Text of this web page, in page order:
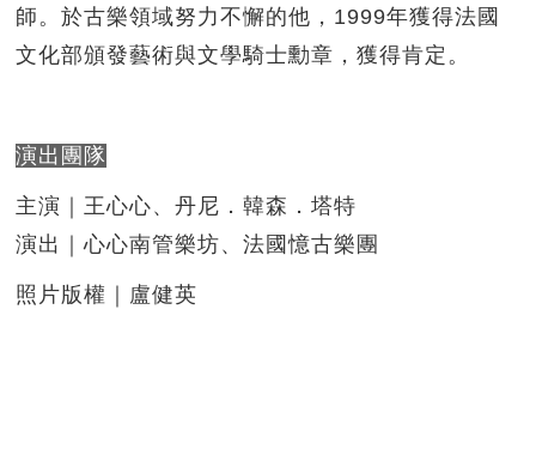
師。於古樂領域努力不懈的他，1999年獲得法國
文化部頒發藝術與文學騎士勳章，獲得肯定。
演出團隊
主演｜王心心、丹尼．韓森．塔特
演出｜心心南管樂坊、法國憶古樂團
照片版權｜盧健英